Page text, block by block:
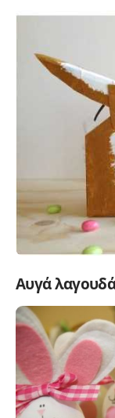
Αυγά